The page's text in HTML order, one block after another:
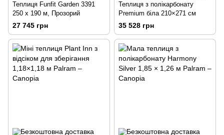
Теплиця Funfit Garden 3391
250 x 190 м, Прозорий
27 745 грн
Теплиця з полікарбонату
Premium біла 210×271 см
35 528 грн